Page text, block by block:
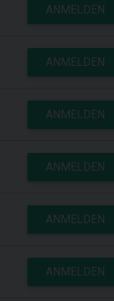
ANMELDEN
ANMELDEN
ANMELDEN
ANMELDEN
ANMELDEN
ANMELDEN